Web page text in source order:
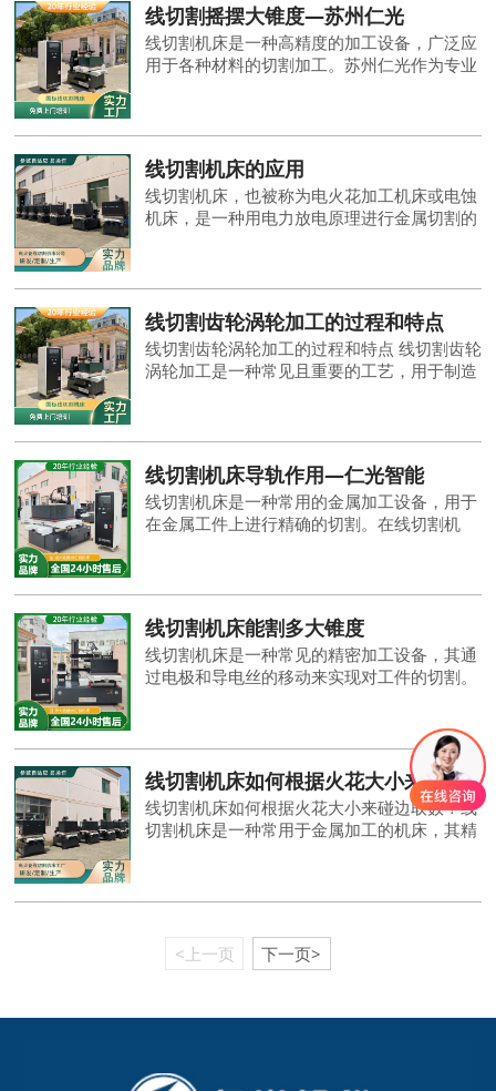
线切割摇摆大锥度—苏州仁光
线切割机床是一种高精度的加工设备，广泛应
用于各种材料的切割加工。苏州仁光作为专业
广大客户的好评和喜爱。
线切割机床的应用
线切割机床，也被称为电火花加工机床或电蚀
机床，是一种用电力放电原理进行金属切割的
制造业和工业领域，在以下几个方面有着重要
线切割齿轮涡轮加工的过程和特点
线切割齿轮涡轮加工的过程和特点 线切割齿轮
涡轮加工是一种常见且重要的工艺，用于制造
本文将介绍线切割齿轮涡轮加工的基本过程以
线切割机床导轨作用—仁光智能
线切割机床是一种常用的金属加工设备，用于
在金属工件上进行精确的切割。在线切割机
导轨的作用及其重要性，以帮助您更好地理解
其中的原理与功能。
线切割机床能割多大锥度
线切割机床是一种常见的精密加工设备，其通
过电极和导电丝的移动来实现对工件的切割。
机床能割多大锥度呢？
线切割机床如何根据火花大小来碰边取数?—仁光智能
线切割机床如何根据火花大小来碰边取数？线
切割机床是一种常用于金属加工的机床，其精
的一步。其中，通过观察火花大小来进行碰边
床如何根据火花大小来进行碰边取数的步骤和
原理。<上一页 下一页>